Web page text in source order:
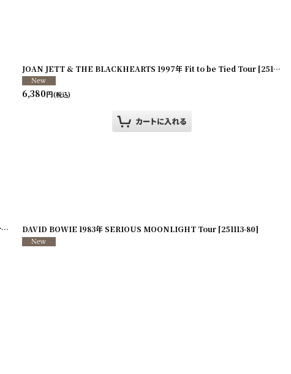
JOAN JETT & THE BLACKHEARTS 1997年 Fit to be Tied Tour [251113-83
6,380円(税込)
JOAN JETT & THE BLACKHEARTS 1982年 I Love Rock'n'Roll Tour
[251113-81]
DAVID BOWIE 1983年 SERIOUS MOONLIGHT Tour [251113-80]